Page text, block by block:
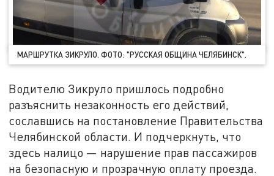
МАРШРУТКА ЗИКРУЛО. ФОТО: "РУССКАЯ ОБЩИНА ЧЕЛЯБИНСК".
Водителю Зикруло пришлось подробно
разъяснить незаконность его действий,
сославшись на постановление Правительства
Челябинской области. И подчеркнуть, что
здесь налицо — нарушение прав пассажиров
на безопасную и прозрачную оплату проезда.